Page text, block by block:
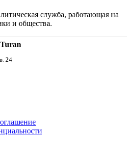
служба, работающая на
и общества.
24